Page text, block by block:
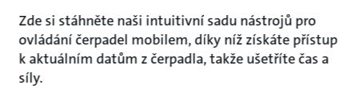
Zde si stáhněte naši intuitivní sadu nástrojů pro
ovládání čerpadel mobilem, díky níž získáte přístup
k aktuálním datům z čerpadla, takže ušetříte čas a
síly.